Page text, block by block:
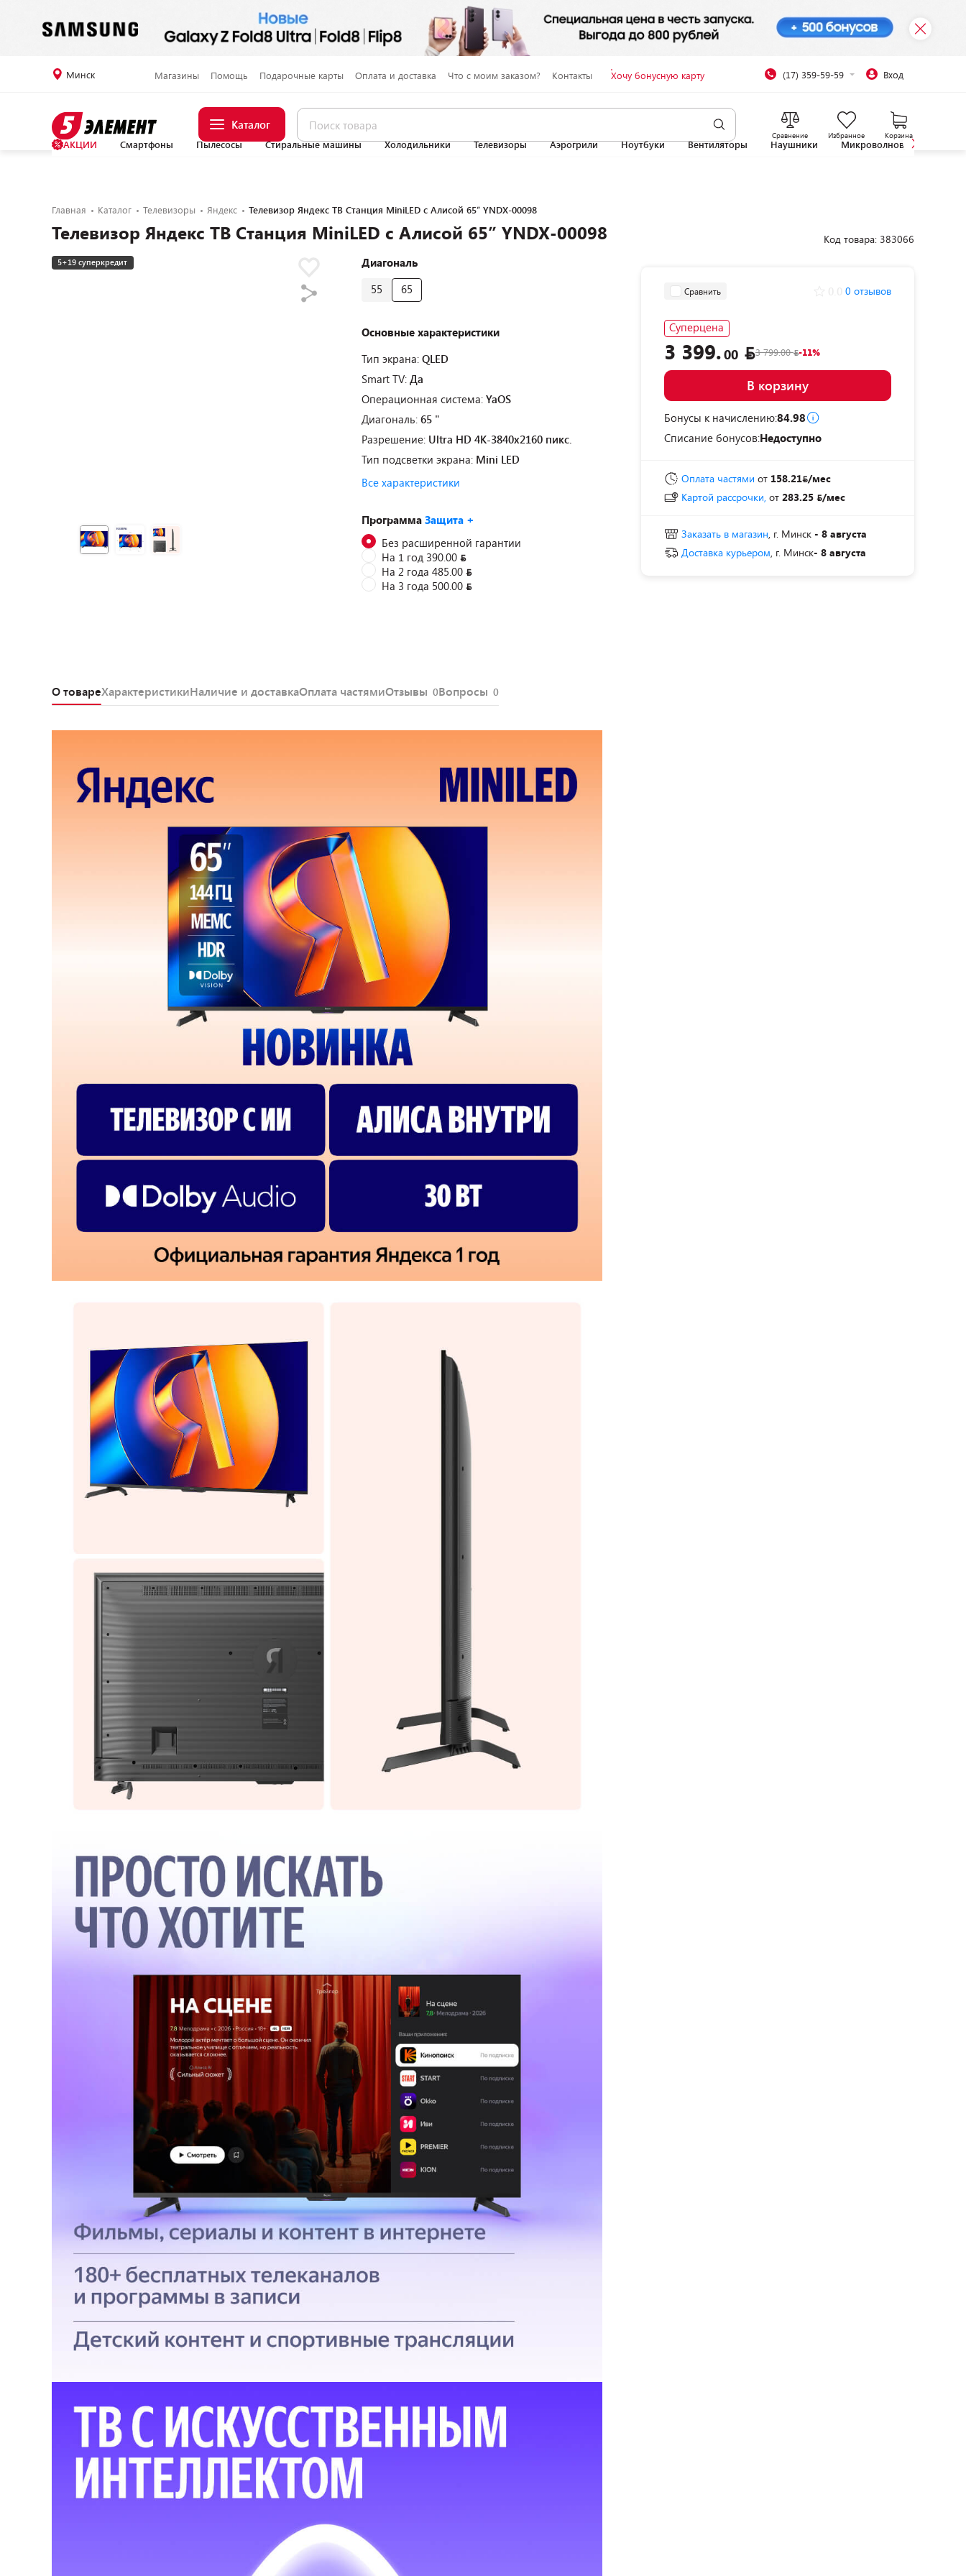
Минск Магазины Помощь Подарочные карты Оплата и доставка Что с моим заказом? Контакты Хочу бонусную карту (17) 359-59-59 Вход
Каталог
Сравнение Избранное Корзина
АКЦИИ Смартфоны Пылесосы Стиральные машины Холодильники Телевизоры Аэрогрили Ноутбуки Вентиляторы Наушники Микроволновые печи
Главная Каталог Телевизоры Яндекс Телевизор Яндекс ТВ Станция MiniLED с Алисой 65’’ YNDX-00098
Телевизор Яндекс ТВ Станция MiniLED с Алисой 65’’ YNDX-00098
5+19 суперкредит
Диагональ
55
65
Основные характеристики
Тип экрана: QLED
Smart TV: Да
Операционная система: YaOS
Диагональ: 65 "
Разрешение: Ultra HD 4K-3840x2160 пикс.
Тип подсветки экрана: Mini LED
Все характеристики
Программа Защита +
Без расширенной гарантии
На 1 год 390.00
На 2 года 485.00
На 3 года 500.00
Код товара: 383066
Сравнить 0 отзывов
Суперцена
3 399.00 3 799.00 -11%
В корзину
Бонусы к начислению:84.98
Списание бонусов:Недоступно
Оплата частями от 158.21 /мес
Картой рассрочки, от 283.25 /мес
Заказать в магазин, г. Минск - 8 августа
Доставка курьером, г. Минск- 8 августа
О товареХарактеристикиНаличие и доставкаОплата частямиОтзывы 0Вопросы 0